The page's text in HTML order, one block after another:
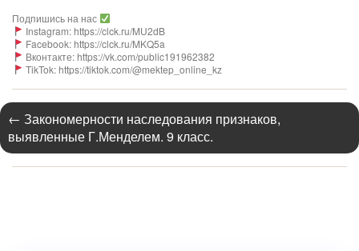
Подпишись на нас
Instagram: https://clck.ru/MU2dB
Facebook: https://clck.ru/MKQ5a
Вконтакте: https://vk.com/public191962382
TikTok: https://tiktok.com/@mektep_online_kz
← Закономерности наследования признаков,
выявленные Г.Менделем. 9 класс.